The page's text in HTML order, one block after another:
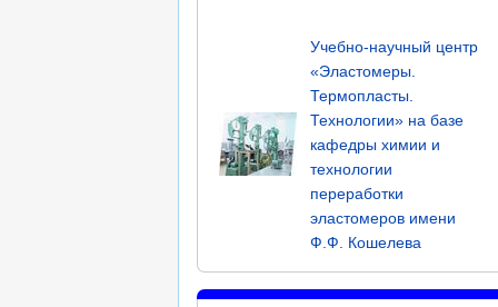
Учебно-научный центр
«Эластомеры.
Термопласты.
Технологии» на базе
кафедры химии и
технологии
переработки
эластомеров имени
Ф.Ф. Кошелева